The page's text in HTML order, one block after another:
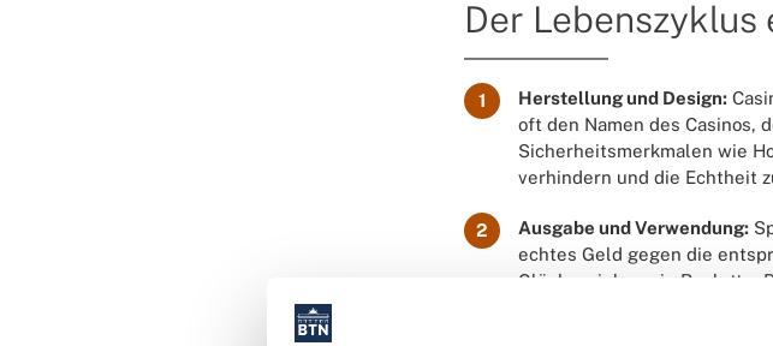
Der Lebenszyklus
1 Herstellung und Design:
oft den Namen des Casinos,
Sicherheitsmerkmalen wie
verhindern und die Echtheit
2 Ausgabe und Verwendung:
echtes Geld gegen die
Glücksspielen wie Roulette,